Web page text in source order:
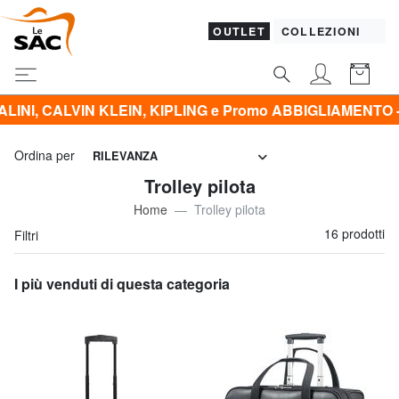
OUTLET COLLEZIONI
KLEIN, KIPLING e Promo ABBIGLIAMENTO -50% | -60%
Ordina per RILEVANZA
Trolley pilota
Home
Trolley pilota
Filtri
16 prodotti
I più venduti di questa categoria